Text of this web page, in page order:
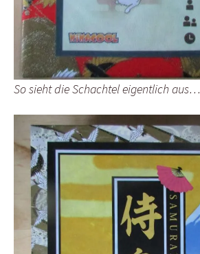
So sieht die Schachtel eigentlich aus…